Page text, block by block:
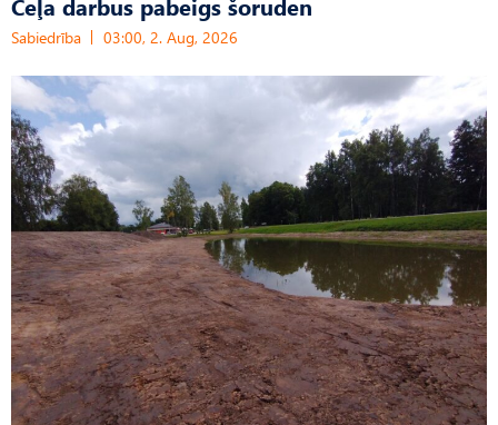
Sabiedrība 03:00, 2. Aug, 2026